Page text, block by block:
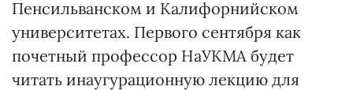
Пенсильванском и Калифорнийском
университетах. Первого сентября как
почетный профессор НаУКМА будет
читать инаугурационную лекцию для